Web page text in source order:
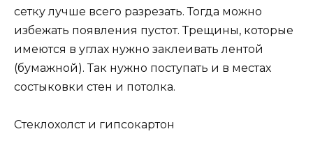
сетку лучше всего разрезать. Тогда можно
избежать появления пустот. Трещины, которые
имеются в углах нужно заклеивать лентой
(бумажной). Так нужно поступать и в местах
состыковки стен и потолка.
Стеклохолст и гипсокартон